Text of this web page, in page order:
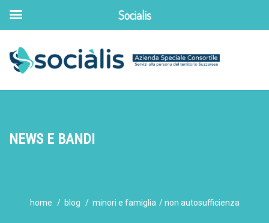
NEWS E BANDI
home blog minori e famiglia non autosufficienza
Socialis